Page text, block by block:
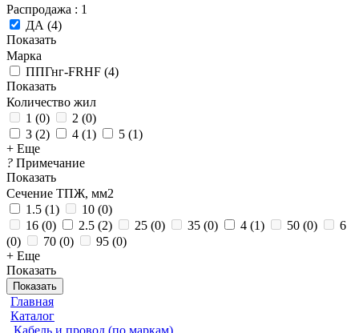
Распродажа : 1
ДА (4)
Показать
Марка
ППГнг-FRHF (4)
Показать
Количество жил
1 (0) 2 (0)
3 (2) 4 (1) 5 (1)
+ Еще
? Примечание
Показать
Сечение ТПЖ, мм2
1.5 (1) 10 (0)
16 (0) 2.5 (2) 25 (0) 35 (0) 4 (1) 50 (0)
6
(0) 70 (0) 95 (0)
+ Еще
Показать
Показать
Главная
Каталог
Кабель и провод (по маркам)